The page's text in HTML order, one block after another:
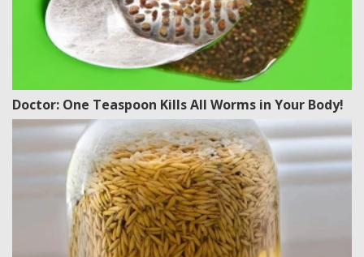
Doctor: One Teaspoon Kills All Worms in Your Body!